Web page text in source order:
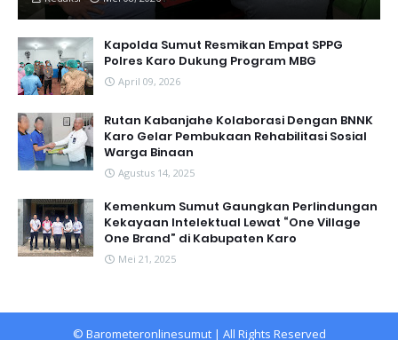
Kapolda Sumut Resmikan Empat SPPG
Polres Karo Dukung Program MBG
April 09, 2026
Rutan Kabanjahe Kolaborasi Dengan BNNK
Karo Gelar Pembukaan Rehabilitasi Sosial
Warga Binaan
Agustus 14, 2025
Kemenkum Sumut Gaungkan Perlindungan
Kekayaan Intelektual Lewat “One Village
One Brand” di Kabupaten Karo
Mei 21, 2025
© Barometeronlinesumut| All Rights Reserved